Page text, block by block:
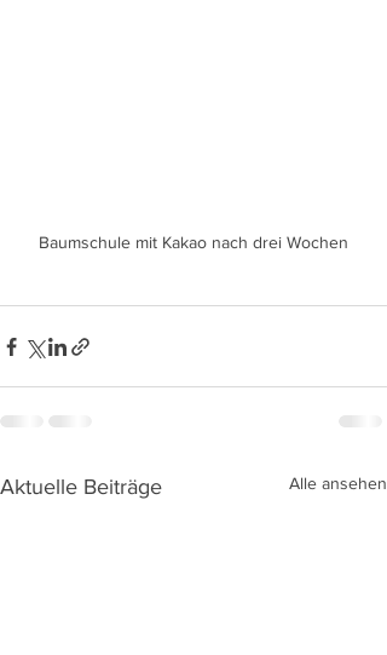
Baumschule mit Kakao nach drei Wochen
Aktuelle Beiträge Alle ansehen